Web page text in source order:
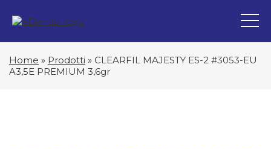
Home » Prodotti » CLEARFIL MAJESTY ES-2 #3053-EU
A3,5E PREMIUM 3,6gr